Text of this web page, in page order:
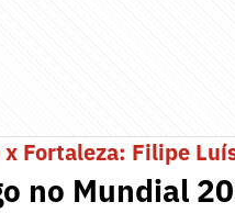
Fortaleza: Filipe
no Mundial